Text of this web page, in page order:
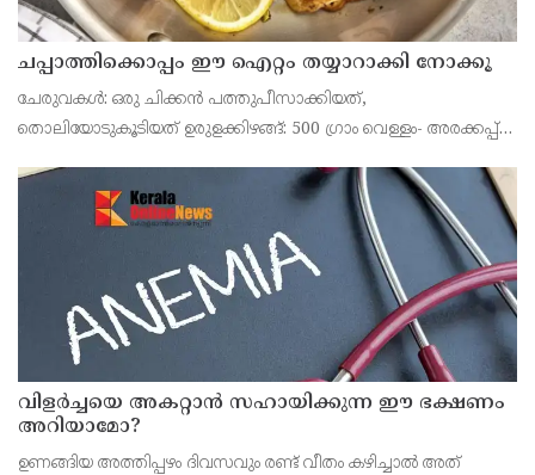
ചപ്പാത്തിക്കൊപ്പം ഈ ഐറ്റം തയ്യാറാക്കി നോക്കൂ
ചേരുവകൾ: ഒരു ചിക്കൻ പത്തുപീസാക്കിയത്,
തൊലിയോടുകൂടിയത് ഉരുളക്കിഴങ്ങ്: 500 ഗ്രാം വെള്ളം- അരക്കപ്പ്
വിളർച്ചയെ അകറ്റാൻ സഹായിക്കുന്ന ഈ ഭക്ഷണം
അറിയാമോ?
ഉണങ്ങിയ അത്തിപ്പഴം ദിവസവും രണ്ട് വീതം കഴിച്ചാൽ അത്